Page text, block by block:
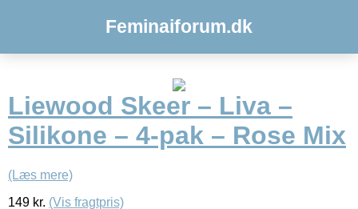
Feminaiforum.dk
Liewood Skeer – Liva –
Silikone – 4-pak – Rose Mix
(Læs mere)
149 kr. (Vis fragtpris)